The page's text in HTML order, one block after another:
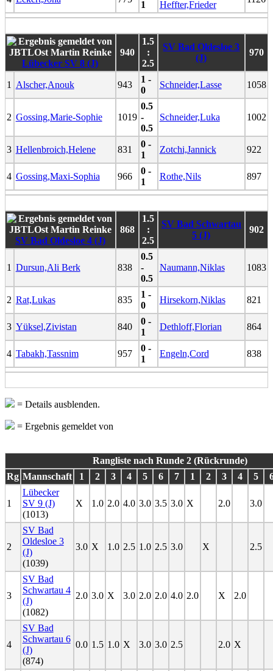
1 Heffter,Frieder
Lübecker SV 8 (J)
940
1.5
:
2.5
SV Bad Oldesloe 3
(J)
970
1 Alscher,Anouk 943
1 -
0
Schneider,Lasse 1058
2 Gossing,Marie-Sophie 1019
0.5
-
0.5
Schneider,Luka 1002
3 Hellenbroich,Helene 831
0 -
1
Zotchi,Jannick 922
4 Gossing,Maxi-Sophia 966
0 -
1
Rothe,Nils 897
SV Bad Oldesloe 4 (J)
868
1.5
:
2.5
SV Bad Schwartau
5 (J)
902
1 Dursun,Ali Berk 838
0.5
-
0.5
Naumann,Niklas 1083
2 Rat,Lukas 835
1 -
0
Hirsekorn,Niklas 821
3 Yüksel,Zivistan 840
0 -
1
Dethloff,Florian 864
4 Tabakh,Tassnim 957
0 -
1
Engeln,Cord 838
= Details ausblenden.
= Ergebnis gemeldet von
Rangliste nach Runde 2 (Rückrunde)
Rg Mannschaft 1 2 3 4 5 6 7 1 2 3 4 5
1
Lübecker
SV 9 (J)
(1013)
X 1.0 2.0 4.0 3.0 3.5 3.0 X 2.0 3.0
2
SV Bad
Oldesloe 3
(J)
(1039)
3.0 X 1.0 2.5 1.0 2.5 3.0 X 2.5
3
SV Bad
Schwartau 4
(J)
(1082)
2.0 3.0 X 3.0 2.0 2.0 4.0 2.0 X 2.0
4
SV Bad
Schwartau 6
(J)
(874)
0.0 1.5 1.0 X 3.0 3.0 2.5 2.0 X